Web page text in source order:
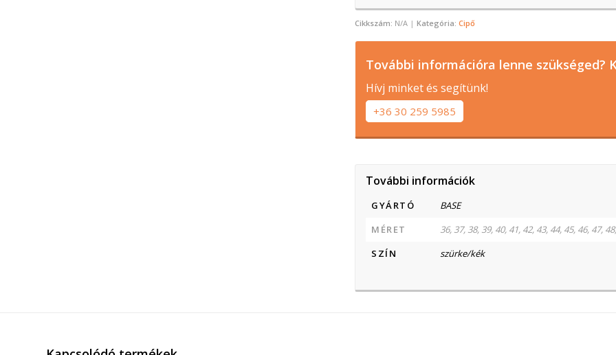
Cikkszám: N/A Kategória:Cipő
További információra lenne szükséged?
Hívj minket és segítünk!
+36 30 259 5985
További információk
GYÁRTÓ
BASE
MÉRET
36, 37, 38, 39, 40, 41, 42, 43, 44, 45, 46, 47,
SZÍN
szürke/kék